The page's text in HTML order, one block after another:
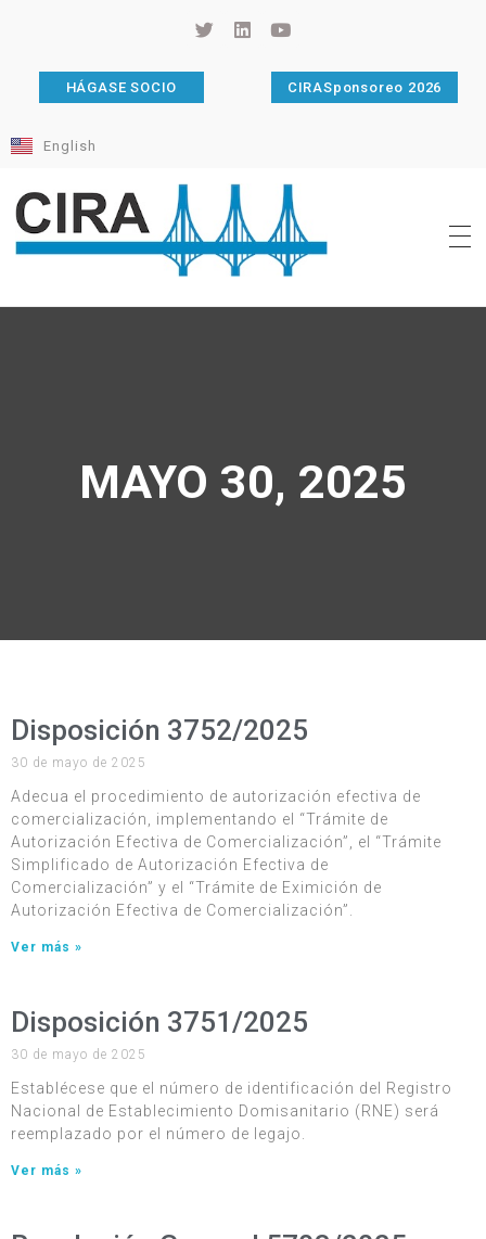
HÁGASE SOCIO CIRASponsoreo 2026
English
MAYO 30, 2025
Disposición 3752/2025
30 de mayo de 2025
Adecua el procedimiento de autorización efectiva de
comercialización, implementando el “Trámite de
Autorización Efectiva de Comercialización”, el “Trámite
Simplificado de Autorización Efectiva de
Comercialización” y el “Trámite de Eximición de
Autorización Efectiva de Comercialización”.
Ver más »
Disposición 3751/2025
30 de mayo de 2025
Establécese que el número de identificación del Registro
Nacional de Establecimiento Domisanitario (RNE) será
reemplazado por el número de legajo.
Ver más »